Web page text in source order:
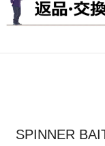
SPINNER